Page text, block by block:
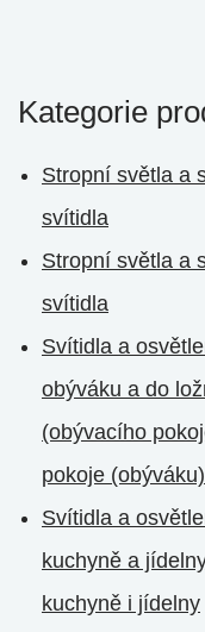
Kategorie
Stropní světla a
svítidla
Stropní světla a
svítidla
Svítidla a
obýváku a do
(obývacího
pokoje (obýváku)
Svítidla a
kuchyně a
kuchyně i jídelny